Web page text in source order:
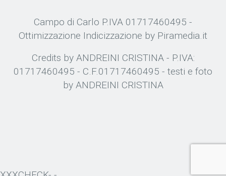
Campo di Carlo P.IVA 01717460495 -
Ottimizzazione Indicizzazione by Piramedia.it
Credits by ANDREINI CRISTINA - P.IVA:
01717460495 - C.F.01717460495 - testi e foto
by ANDREINI CRISTINA